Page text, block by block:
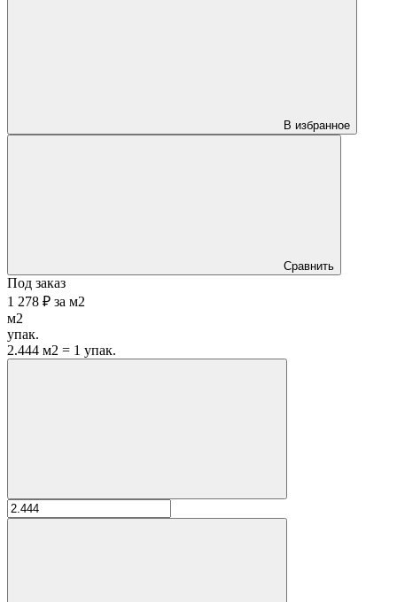
В избранное
Сравнить
Под заказ
1 278 ₽ за м2
м2
упак.
2.444 м2 = 1 упак.